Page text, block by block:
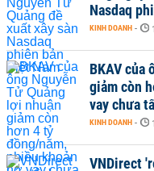
Nasdaq
KINH DOANH -
BKAV của
giảm còn
vay chưa
KINH DOANH -
VNDirect